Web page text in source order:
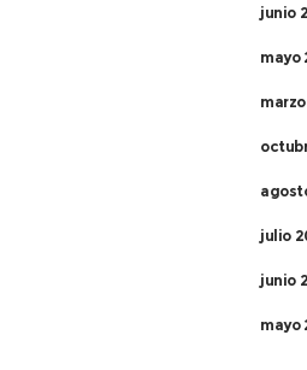
junio
mayo
julio
junio
mayo